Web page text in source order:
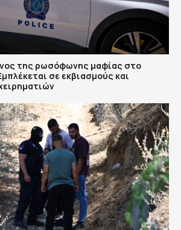
της ρωσόφωνης μαφίας στο
σε εκβιασμούς και